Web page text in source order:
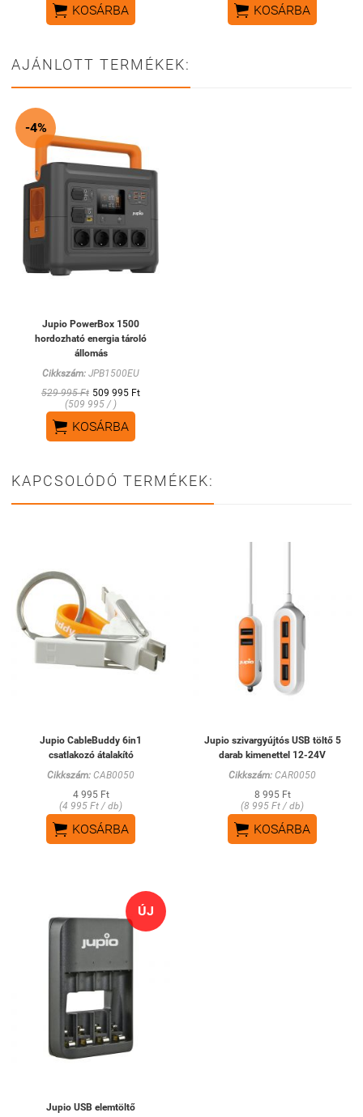
 KOSÁRBA  KOSÁRBA
AJÁNLOTT TERMÉKEK:
-4%
Jupio PowerBox 1500
hordozható energia tároló
állomás
Cikkszám: JPB1500EU
529 995 Ft 509 995 Ft
(509 995 / )
 KOSÁRBA
KAPCSOLÓDÓ TERMÉKEK:
Jupio CableBuddy 6in1
csatlakozó átalakító
Cikkszám: CAB0050
4 995 Ft
(4 995 Ft / db)
 KOSÁRBA
Jupio szivargyújtós USB töltő 5
darab kimenettel 12-24V
Cikkszám: CAR0050
8 995 Ft
(8 995 Ft / db)
 KOSÁRBA
ÚJ
Jupio USB elemtöltő